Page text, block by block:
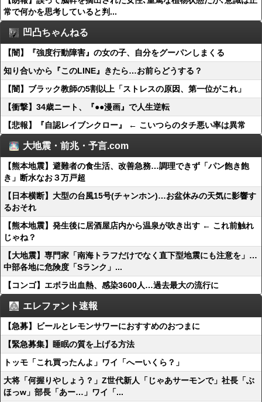
常で何かを思考していると判...
凹凸ちゃんねる
【闇】『強度行動障害』の女の子、自分をグーパンしまくる
知り合いから『このLINE』きたら…お前らどうする？
【闇】ブラック教師の5割以上「ストレスの原因、第一位がこれ」
【衝撃】34歳ニート、『●●漫画』で人生逆転
【悲報】『自認レイブンクロー』 ← こいつらのタチ悪い率は異常
大地震・前兆・予言.com
【熊本地震】避難者の食生活、改善急務…調理できず「パン飽き飽
き」断水なお３万戸超
【日本横断】大型の台風15号(チャンホン)…お盆休みの天気に影響す
るおそれ
【熊本地震】発生後に居酒屋店内から温泉が吹き出す ← これ前触れ
じゃね？
【大地震】専門家「南海トラフだけでなく直下型地震にも注意を」…
中部各地に危険度「Sランク」...
【コンゴ】エボラ出血熱、感染3600人…過去最大の流行に
エレファント速報
【急募】ビールとレモンサワーにおすすめのおつまに
【緊急募集】睡眠の質を上げる方法
トッモ「これ買ったんよ」ワイ「へーいくら？」
大将「何握りやしょう？」Z世代新人「じゃあサーモンで」社長「ぶ
ほっw」部長「あー…」ワイ「...